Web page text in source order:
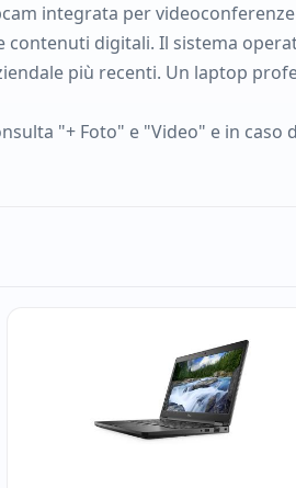
integrata per
digitali. Il sistema
più recenti. Un laptop
"+ Foto" e "Video" e in